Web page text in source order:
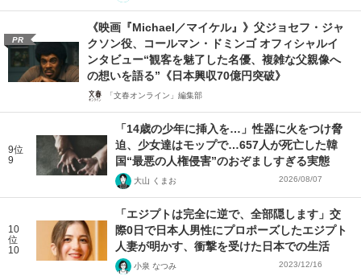
PR
《映画『Michael／マイケル』》父ジョセフ・ジャ
クソン役、コールマン・ドミンゴ オフィシャルイ
ンタビュー“観客を魅了した名優、複雑な父親像へ
の想いを語る”《日本興収70億円突破》
「文春オンライン」編集部
9位
9
「14歳の少年に挿入を…」性器に火をつけ脅
迫、少女達はモップで…657人が死亡した韓
国“最悪の人権侵害”のおぞましすぎる実態
大山 くまお 2026/08/07
10
位
10
「エジプトは完全に逆で、全部隠します」交
際0日で日本人男性にプロポーズしたエジプト
人妻が明かす、衝撃を受けた日本での生活
小泉 なつみ 2023/12/16